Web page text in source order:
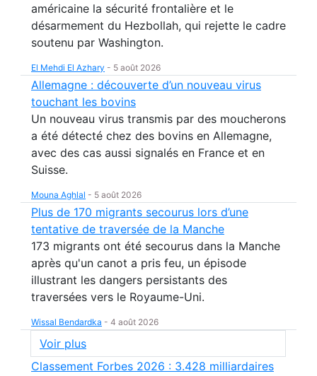
américaine la sécurité frontalière et le
désarmement du Hezbollah, qui rejette le cadre
soutenu par Washington.
El Mehdi El Azhary - 5 août 2026
Allemagne : découverte d’un nouveau virus
touchant les bovins
Un nouveau virus transmis par des moucherons
a été détecté chez des bovins en Allemagne,
avec des cas aussi signalés en France et en
Suisse.
Mouna Aghlal - 5 août 2026
Plus de 170 migrants secourus lors d’une
tentative de traversée de la Manche
173 migrants ont été secourus dans la Manche
après qu'un canot a pris feu, un épisode
illustrant les dangers persistants des
traversées vers le Royaume-Uni.
Wissal Bendardka - 4 août 2026
Voir plus
Classement Forbes 2026 : 3.428 milliardaires